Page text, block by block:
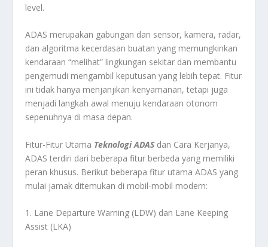
level.
ADAS merupakan gabungan dari sensor, kamera, radar,
dan algoritma kecerdasan buatan yang memungkinkan
kendaraan “melihat” lingkungan sekitar dan membantu
pengemudi mengambil keputusan yang lebih tepat. Fitur
ini tidak hanya menjanjikan kenyamanan, tetapi juga
menjadi langkah awal menuju kendaraan otonom
sepenuhnya di masa depan.
Fitur-Fitur Utama Teknologi ADASdan Cara Kerjanya,
ADAS terdiri dari beberapa fitur berbeda yang memiliki
peran khusus. Berikut beberapa fitur utama ADAS yang
mulai jamak ditemukan di mobil-mobil modern:
1. Lane Departure Warning (LDW) dan Lane Keeping
Assist (LKA)